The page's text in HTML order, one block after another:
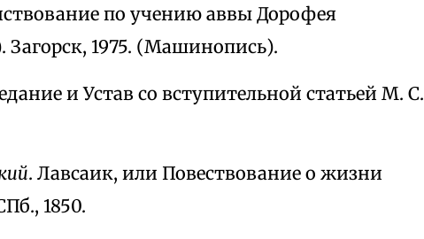
по учению аввы Дорофея
Загорск, 1975. (Машинопись).
и Устав со вступительной статьей М. С.
. Лавсаик, или Повествование о жизни
1850.